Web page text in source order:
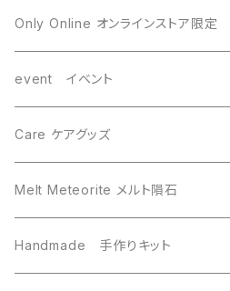
Mundrabilla マンドラビラ
Saint-Aubin サントーバン
Sikhote-Alin シホーテアリン
others その他
Uruacu ウルアク
Canyon Diablo キャニオンディアブロ
Agoudal アグダル
Chelyabinsk チェリャビンスク
Mundrabilla マンドラビラ
Chinga チンガー
Only Online オンラインストア限定
event イベント
Care ケアグッズ
Melt Meteorite メルト隕石
Handmade 手作りキット